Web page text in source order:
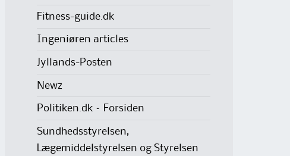
Fitness-guide.dk
Ingeniøren articles
Jyllands-Posten
Newz
Politiken.dk – Forsiden
Sundhedsstyrelsen,
Lægemiddelstyrelsen og Styrelsen